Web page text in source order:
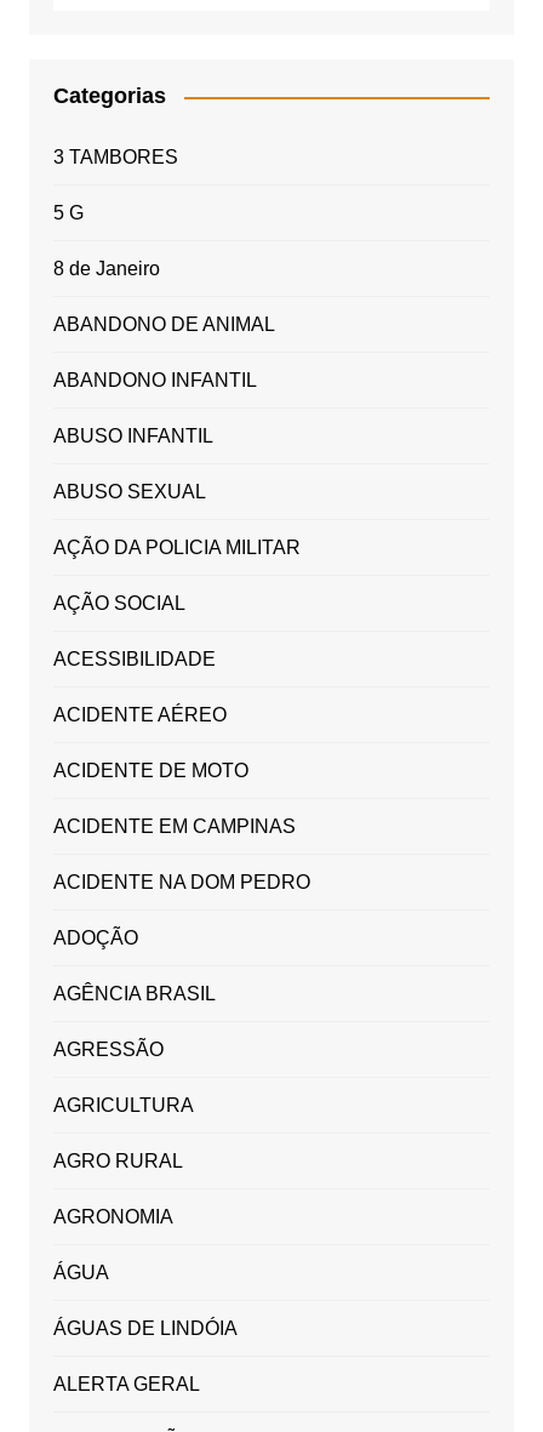
Categorias
3 TAMBORES
5 G
8 de Janeiro
ABANDONO DE ANIMAL
ABANDONO INFANTIL
ABUSO INFANTIL
ABUSO SEXUAL
AÇÃO DA POLICIA MILITAR
AÇÃO SOCIAL
ACESSIBILIDADE
ACIDENTE AÉREO
ACIDENTE DE MOTO
ACIDENTE EM CAMPINAS
ACIDENTE NA DOM PEDRO
ADOÇÃO
AGÊNCIA BRASIL
AGRESSÃO
AGRICULTURA
AGRO RURAL
AGRONOMIA
ÁGUA
ÁGUAS DE LINDÓIA
ALERTA GERAL